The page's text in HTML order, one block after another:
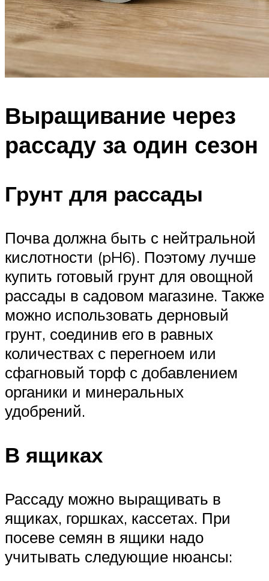
Выращивание через
рассаду за один сезон
Грунт для рассады
Почва должна быть с нейтральной
кислотности (pH6). Поэтому лучше
купить готовый грунт для овощной
рассады в садовом магазине. Также
можно использовать дерновый
грунт, соединив его в равных
количествах с перегноем или
сфагновый торф с добавлением
органики и минеральных
удобрений.
В ящиках
Рассаду можно выращивать в
ящиках, горшках, кассетах. При
посеве семян в ящики надо
учитывать следующие нюансы: